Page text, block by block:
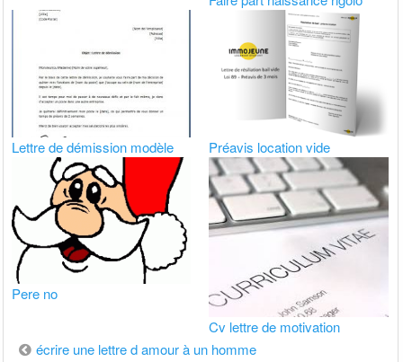
Lettre de démission modèle Préavis location vide
Pere no
Cv lettre de motivation
Navigation
écrire une lettre d amour à un homme